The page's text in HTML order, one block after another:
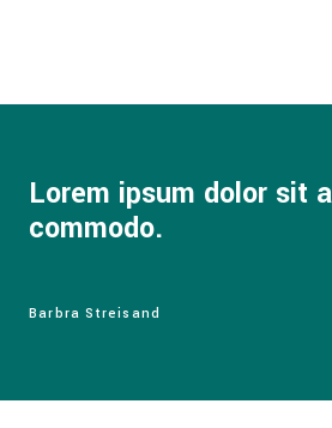
Lorem ipsum dolor sit
commodo.
Barbra Streisand